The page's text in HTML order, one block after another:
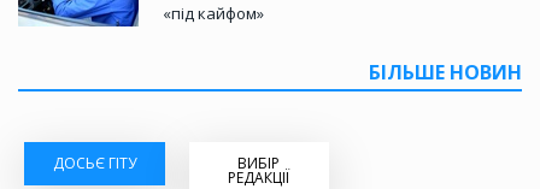
«під кайфом»
БІЛЬШЕ НОВИН
ДОСЬЄ ГІТУ ВИБІР
РЕДАКЦІЇ